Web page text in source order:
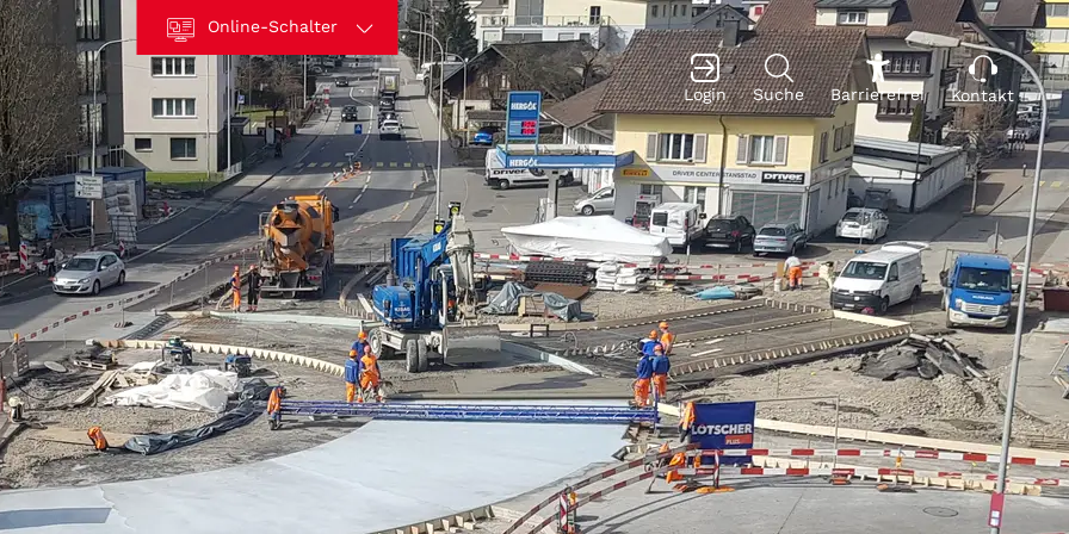
Online-Schalter
Login Suche Barrierefrei Kontakt